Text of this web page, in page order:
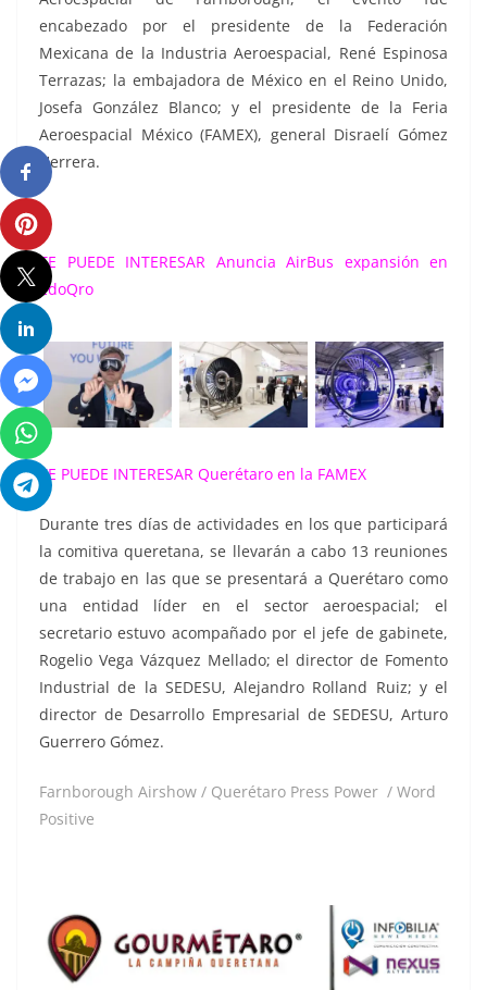
encabezado por el presidente de la Federación
Mexicana de la Industria Aeroespacial, René Espinosa
Terrazas; la embajadora de México en el Reino Unido,
Josefa González Blanco; y el presidente de la Feria
Aeroespacial México (FAMEX), general Disraelí Gómez
Herrera.
TE PUEDE INTERESAR Anuncia AirBus expansión en
EdoQro
TE PUEDE INTERESAR Querétaro en la FAMEX
Durante tres días de actividades en los que participará
la comitiva queretana, se llevarán a cabo 13 reuniones
de trabajo en las que se presentará a Querétaro como
una entidad líder en el sector aeroespacial; el
secretario estuvo acompañado por el jefe de gabinete,
Rogelio Vega Vázquez Mellado; el director de Fomento
Industrial de la SEDESU, Alejandro Rolland Ruiz; y el
director de Desarrollo Empresarial de SEDESU, Arturo
Guerrero Gómez.
Farnborough Airshow / Querétaro Press Power / Word
Positive